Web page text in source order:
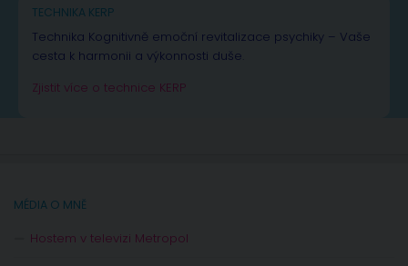
TECHNIKA KERP
Technika Kognitivně emoční revitalizace psychiky – Vaše
cesta k harmonii a výkonnosti duše.
Zjistit více o technice KERP
MÉDIA O MNĚ
Hostem v televizi Metropol